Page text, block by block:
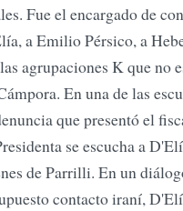
Fue el encargado de
a Emilio Pérsico, a
agrupaciones K que no
En una de las
que presentó el
se escucha a
de Parrilli. En un
contacto iraní,